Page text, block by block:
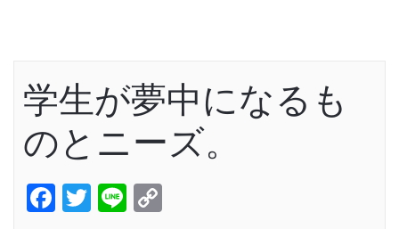
学生が夢中になるも
のとニーズ。
Facebook
Twitter
Line